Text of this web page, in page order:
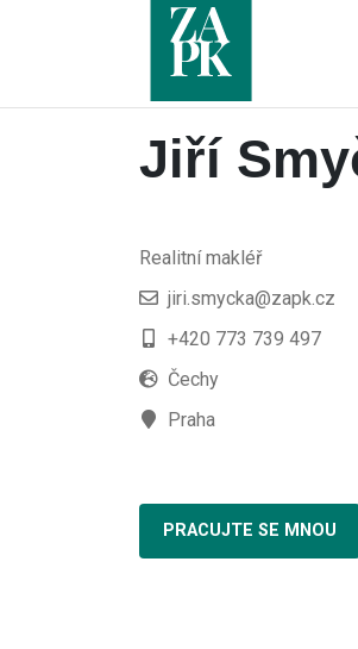
Jiří
Realitní makléř
jiri.smycka@zapk.cz
+420 773 739 497
Čechy
Praha
PRACUJTE SE MNOU